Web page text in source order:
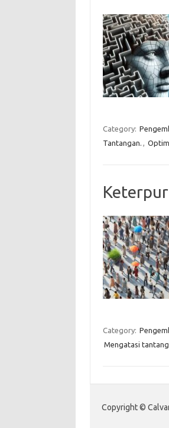
Category:
Tantangan. ,
Category:
Mengatasi
Copyright ©